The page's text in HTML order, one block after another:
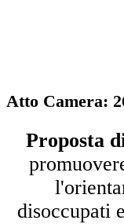
Atto Camera:
Proposta
disoccupati